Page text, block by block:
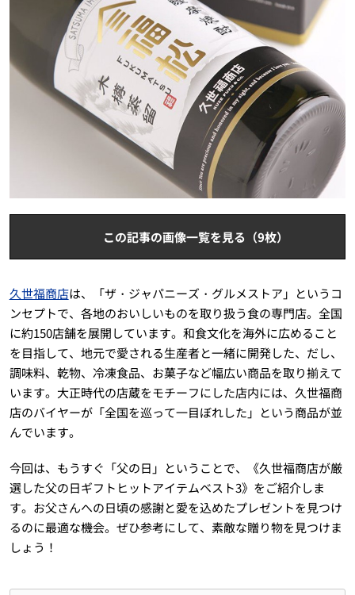
この記事の画像一覧を見る（9枚）
久世福商店は、「ザ・ジャパニーズ・グルメストア」というコ
ンセプトで、各地のおいしいものを取り扱う食の専門店。全国
に約150店舗を展開しています。和食文化を海外に広めること
を目指して、地元で愛される生産者と一緒に開発した、だし、
調味料、乾物、冷凍食品、お菓子など幅広い商品を取り揃えて
います。大正時代の店蔵をモチーフにした店内には、久世福商
店のバイヤーが「全国を巡って一目ぼれした」という商品が並
んでいます。
今回は、もうすぐ「父の日」ということで、《久世福商店が厳
選した父の日ギフトヒットアイテムベスト3》をご紹介しま
す。お父さんへの日頃の感謝と愛を込めたプレゼントを見つけ
るのに最適な機会。ぜひ参考にして、素敵な贈り物を見つけま
しょう！